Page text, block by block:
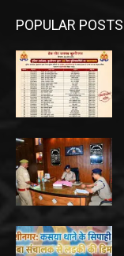
POPULAR POSTS